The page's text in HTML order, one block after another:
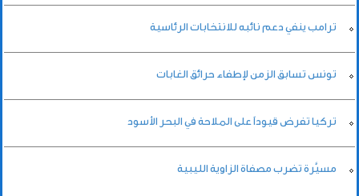
ترامب ينفي دعم نائبه للانتخابات الرئاسية
تونس تسابق الزمن لإطفاء حرائق الغابات
تركيا تفرض قيوداً على الملاحة في البحر الأسود
مسيَّرة تضرب مصفاة الزاوية الليبية